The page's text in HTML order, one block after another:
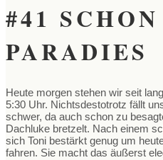
#41
PARADIES
Heute morgen stehen wir seit
5:30 Uhr. Nichtsdestotrotz fällt
schwer, da auch schon zu
Dachluke bretzelt. Nach einem
sich Toni bestärkt genug um
fahren. Sie macht das äußerst